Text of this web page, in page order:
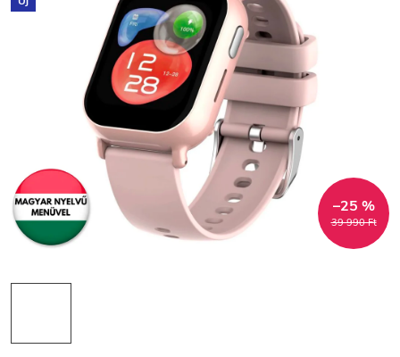
39 990 Ft
–25 %